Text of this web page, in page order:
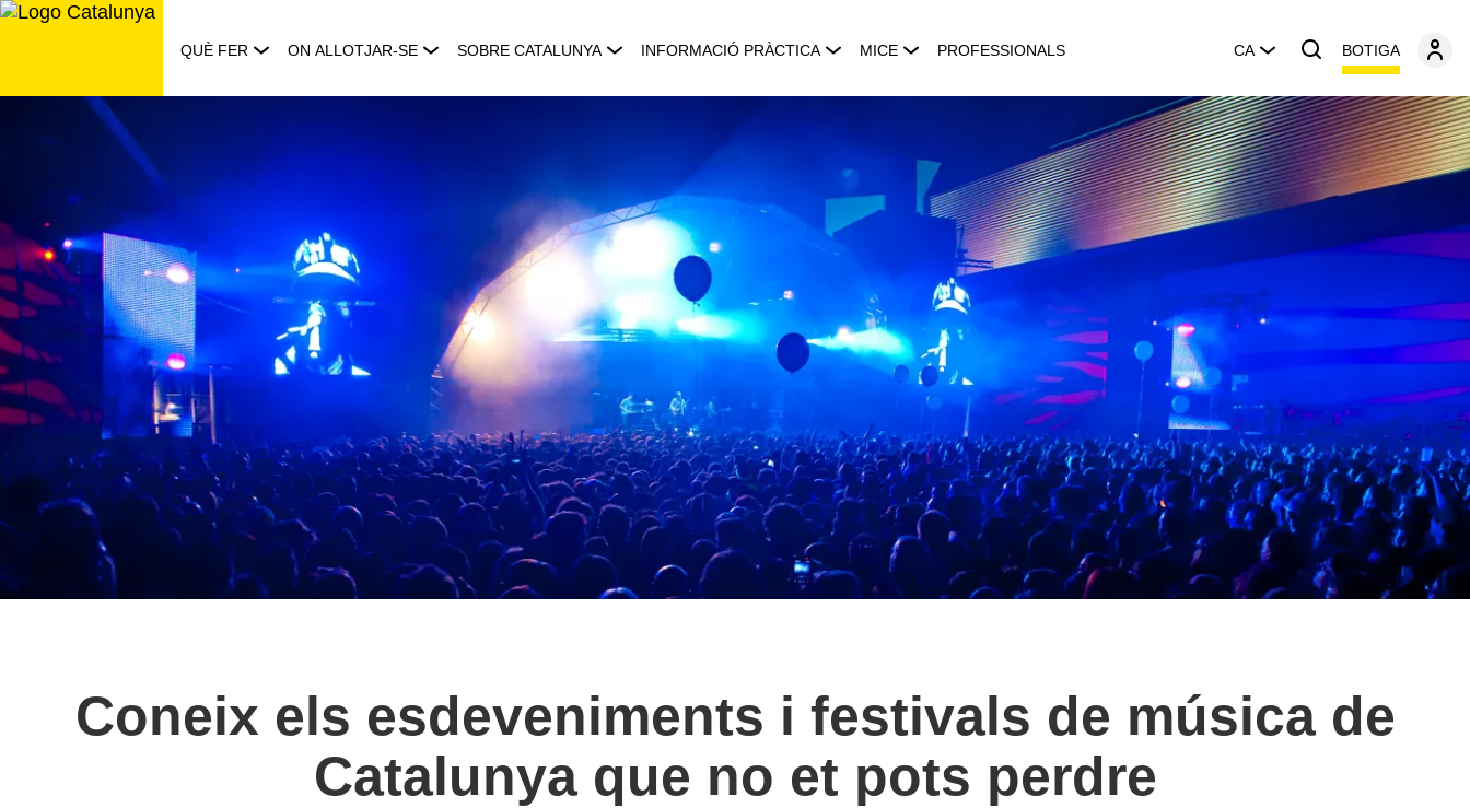
Saltar
QUÈ FER ON ALLOTJAR-SE SOBRE CATALUNYA INFORMACIÓ PRÀCTICA MICE PROFESSIONALS CA BOTIGA
Coneix els esdeveniments i festivals de música de
Catalunya que no et pots perdre